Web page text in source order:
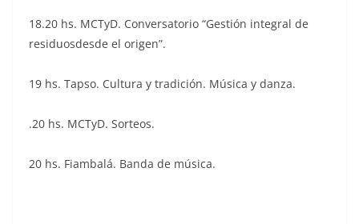
18.20 hs. MCTyD. Conversatorio “Gestión integral de
residuosdesde el origen”.
19 hs. Tapso. Cultura y tradición. Música y danza.
.20 hs. MCTyD. Sorteos.
20 hs. Fiambalá. Banda de música.